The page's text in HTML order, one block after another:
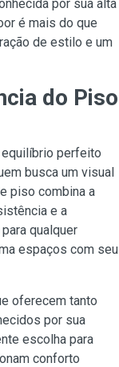
por sua alta
é mais do que
de estilo e um
do Piso
perfeito
busca um visual
piso combina a
e a
qualquer
espaços com seu
oferecem tanto
por sua
escolha para
conforto